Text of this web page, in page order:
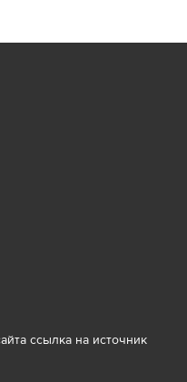
ссылка на источник